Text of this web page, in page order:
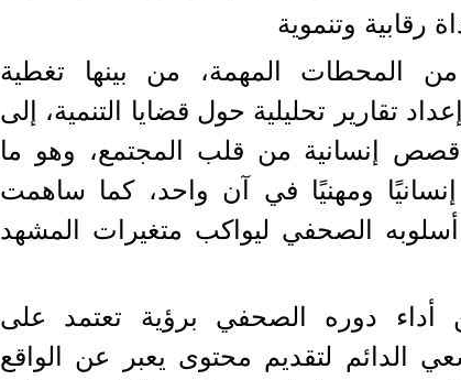
رقابية وتنموية
المحطات المهمة، من بينها تغطية
تقارير تحليلية حول قضايا التنمية، إلى
إنسانية من قلب المجتمع، وهو ما
ومهنيًا في آن واحد، كما ساهمت
الصحفي ليواكب متغيرات المشهد
أداء دوره الصحفي برؤية تعتمد على
الدائم لتقديم محتوى يعبر عن الواقع